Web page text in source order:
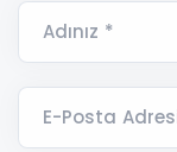
Adınız *
E-Posta